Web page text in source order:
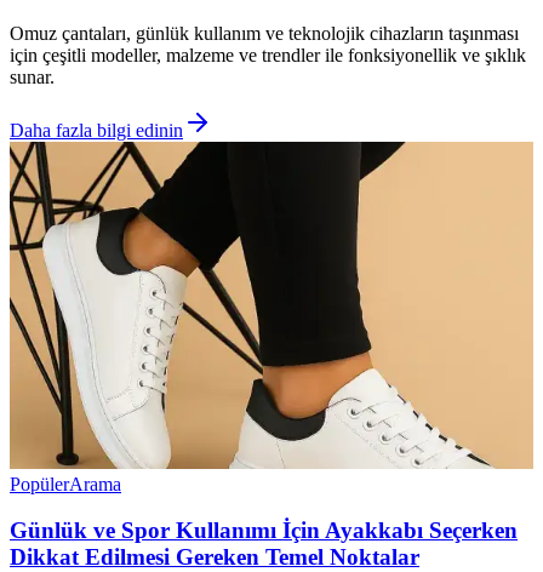
Omuz çantaları, günlük kullanım ve teknolojik cihazların taşınması
için çeşitli modeller, malzeme ve trendler ile fonksiyonellik ve şıklık
sunar.
Daha fazla bilgi edinin
PopülerArama
Günlük ve Spor Kullanımı İçin Ayakkabı Seçerken
Dikkat Edilmesi Gereken Temel Noktalar